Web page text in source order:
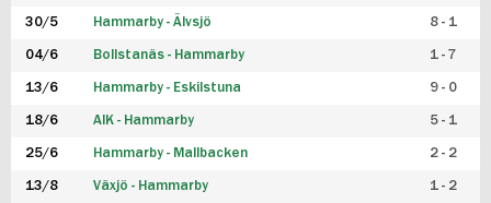
30/5 Hammarby - Älvsjö 8 - 1
04/6 Bollstanäs - Hammarby 1 - 7
13/6 Hammarby - Eskilstuna 9 - 0
18/6 AIK - Hammarby 5 - 1
25/6 Hammarby - Mallbacken 2 - 2
13/8 Växjö - Hammarby 1 - 2